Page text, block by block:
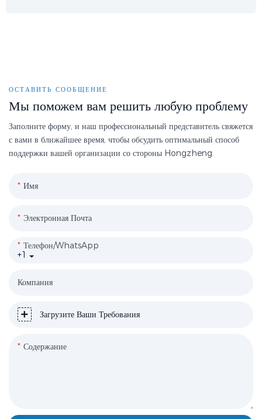
ОСТАВИТЬ СООБЩЕНИЕ
Мы поможем вам решить любую проблему
Заполните форму, и наш профессиональный представитель свяжется
с вами в ближайшее время, чтобы обсудить оптимальный способ
поддержки вашей организации со стороны Hongzheng.
Имя
Электронная Почта
+1
Телефон/WhatsApp
Компания
Загрузите Ваши Требования
Содержание